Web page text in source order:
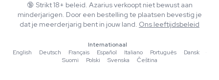
Veelgestelde vragen
Privacybeleid
Schrijvers
Tools & Calculators
🔞 Strikt 18+ beleid. Azarius verkoopt niet bewust aan
minderjarigen. Door een bestelling te plaatsen bevestig je
dat je meerderjarig bent in jouw land. Ons leeftijdsbeleid
Internationaal
English
·Deutsch ·Français ·Español ·Italiano ·Português ·Dansk
·
Suomi
·Polski ·Svenska ·Čeština